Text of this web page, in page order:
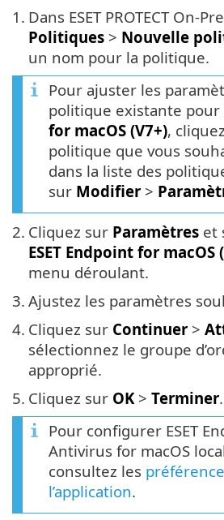
1. Dans ESET PROTECT On-
Politiques > Nouvelle
un nom pour la politique.
Pour ajuster les
politique existante pour
for macOS (V7+),
politique que vous
dans la liste des
sur Modifier >
2. Cliquez sur Paramètres et
ESET Endpoint for macOS
menu déroulant.
3. Ajustez les paramètres
4. Cliquez sur Continuer >
sélectionnez le groupe
approprié.
5. Cliquez sur OK> Terminer.
Pour configurer ESET
Antivirus for macOS
consultez les
l’application.